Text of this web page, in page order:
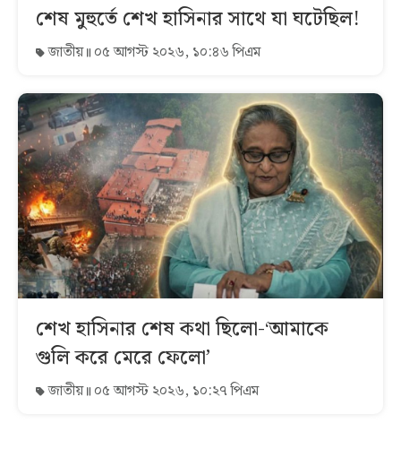
শেষ মুহুর্তে শেখ হাসিনার সাথে যা ঘটেছিল!
জাতীয় ০৫ আগস্ট ২০২৬, ১০:৪৬ পিএম
শেখ হাসিনার শেষ কথা ছিলো-‘আমাকে
গুলি করে মেরে ফেলো’
জাতীয় ০৫ আগস্ট ২০২৬, ১০:২৭ পিএম